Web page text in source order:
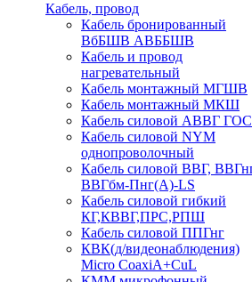
Кабель, провод
Кабель бронированный
ВбБШВ АВББШВ
Кабель и провод
нагревательный
Кабель монтажный МГШВ
Кабель монтажный МКШ
Кабель силовой АВВГ
Кабель силовой NYM
однопроволочный
Кабель силовой ВВГ,
ВВГбм-Пнг(А)-LS
Кабель силовой гибкий
КГ,КВВГ,ПРС,РПШ
Кабель силовой ППГнг
КВК(д/видеонаблюдения)
Micro CoaxiA+CuL